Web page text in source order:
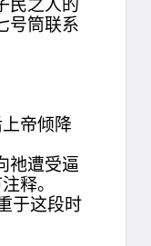
号筒联系
帝倾降
祂遭受逼
释。
于这段时